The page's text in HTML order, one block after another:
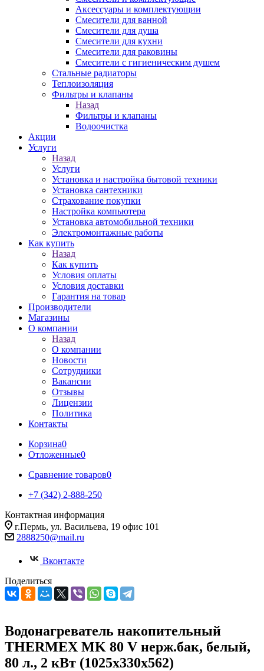
Аксессуары и комплектующии
Смесители для ванной
Смесители для душа
Смесители для кухни
Смесители для раковины
Смесители с гигиеническим душем
Стальные радиаторы
Теплоизоляция
Фильтры и клапаны
Назад
Фильтры и клапаны
Водоочистка
Акции
Услуги
Назад
Услуги
Установка и настройка бытовой техники
Установка сантехники
Страхование покупки
Настройка компьютера
Установка автомобильной техники
Электромонтажные работы
Как купить
Назад
Как купить
Условия оплаты
Условия доставки
Гарантия на товар
Производители
Магазины
О компании
Назад
О компании
Новости
Сотрудники
Вакансии
Отзывы
Лицензии
Политика
Контакты
Корзина0
Отложенные0
Сравнение товаров0
+7 (342) 2-888-250
Контактная информация
г.Пермь, ул. Васильева, 19 офис 101
2888250@mail.ru
Вконтакте
Поделиться
Водонагреватель накопительный
THERMEX MK 80 V нерж.бак, белый,
80 л., 2 кВт (1025х330х562)